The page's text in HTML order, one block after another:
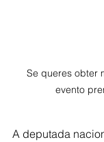
Se queres obter
evento
A deputada